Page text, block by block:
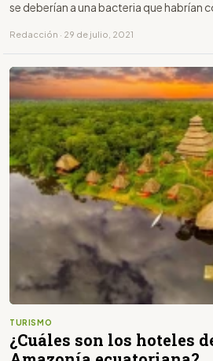
se deberían a una bacteria que habrían
Redacción · 29 de julio, 2021
TURISMO
¿Cuáles son los hoteles